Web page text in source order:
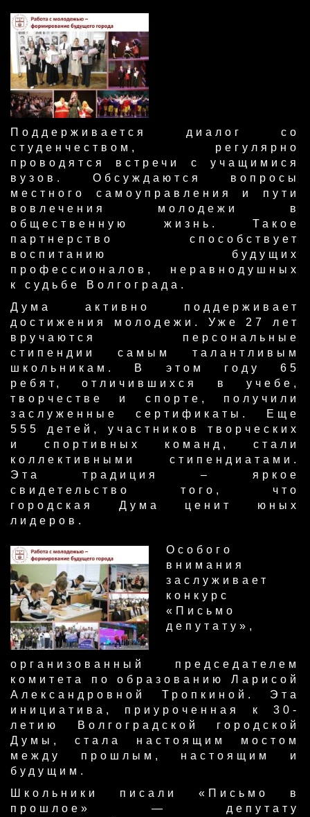
Поддерживается диалог со
студенчеством, регулярно
проводятся встречи с учащимися
вузов. Обсуждаются вопросы
местного самоуправления и пути
вовлечения молодежи в
общественную жизнь. Такое
партнерство способствует
воспитанию будущих
профессионалов, неравнодушных
к судьбе Волгограда.​
​Дума активно поддерживает
достижения молодежи. Уже 27 лет
вручаются персональные
стипендии самым талантливым
школьникам. В этом году 65
ребят, отличившихся в учебе,
творчестве и спорте, получили
заслуженные сертификаты. Еще
555 детей, участников творческ​их
и спортивных команд, стали
коллективными стипендиатами.
Эта традиция – яркое
свидетельство того, что
городская Дума ценит юных
лидеров.​
Особого
внимания
заслуживает
конкурс
«Письмо
депутату»,
организованный председателем
комитета по образованию Ларисой
Александровной Тропкиной. Эта
инициатива, приуроченная к 30-
летию Волгоградской городской
Думы, стала настоящим мостом
между прошлым, настоящим и
будущим.
Школьники писали «Письмо в
прошлое» — депутату